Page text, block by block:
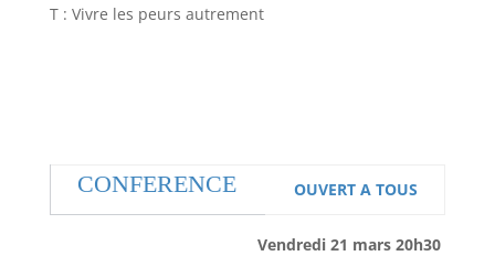
T : Vivre les peurs autrement
CONFERENCE OUVERT A TOUS
Vendredi 21 mars 20h30